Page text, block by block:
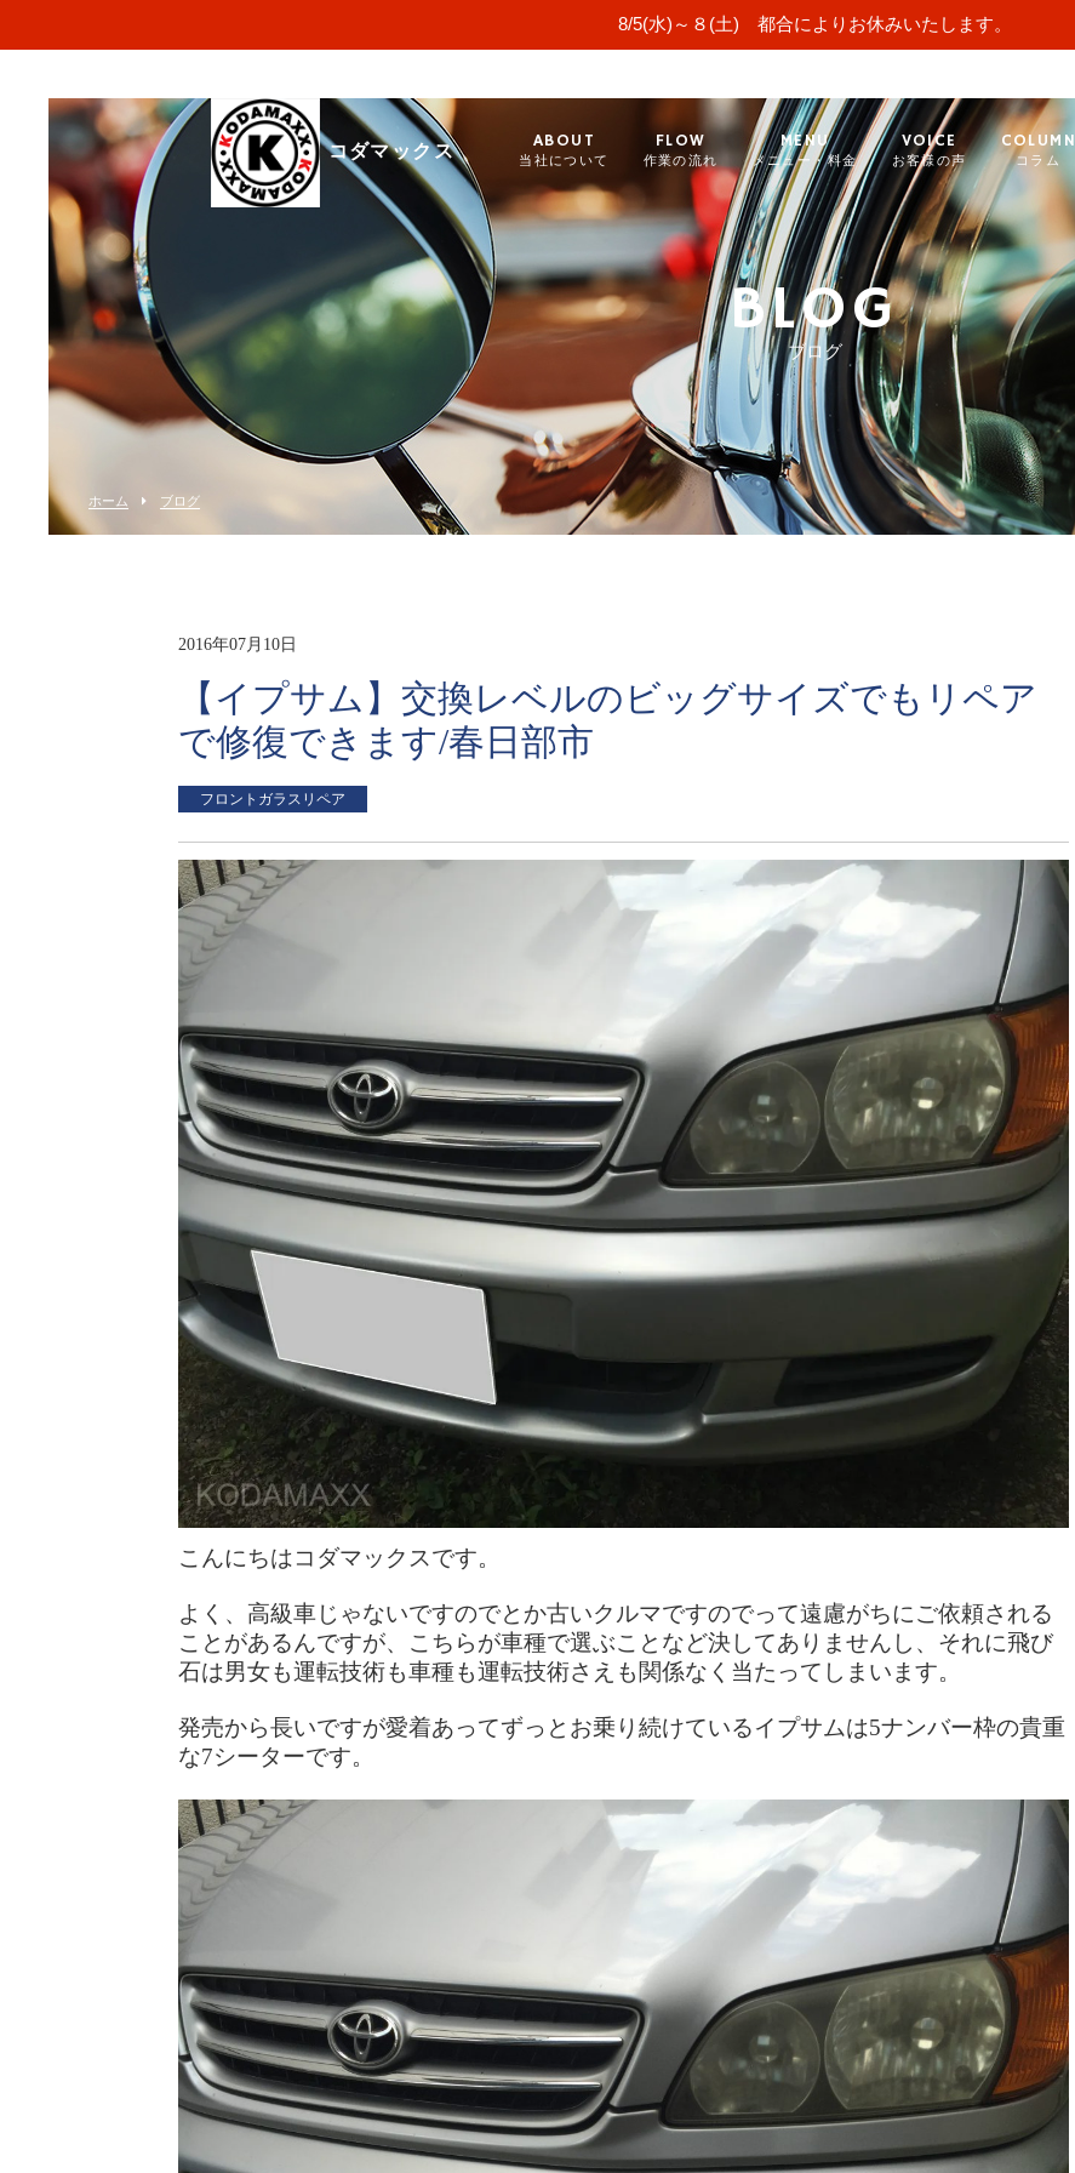
8/5(水)～８(土) 都合によりお休みいたします。
コダマックス
ABOUT
当社について
FLOW
作業の流れ
MENU
メニュー・料金
VOICE
お客様の声
COLUMN
コラム
BLOG
ブログ
ホーム ブログ
2016年07月10日
【イプサム】交換レベルのビッグサイズでもリペア
で修復できます/春日部市
フロントガラスリペア
こんにちはコダマックスです。
よく、高級車じゃないですのでとか古いクルマですのでって遠慮がちにご依頼される
ことがあるんですが、こちらが車種で選ぶことなど決してありませんし、それに飛び
石は男女も運転技術も車種も運転技術さえも関係なく当たってしまいます。
発売から長いですが愛着あってずっとお乗り続けているイプサムは5ナンバー枠の貴重
な7シーターです。